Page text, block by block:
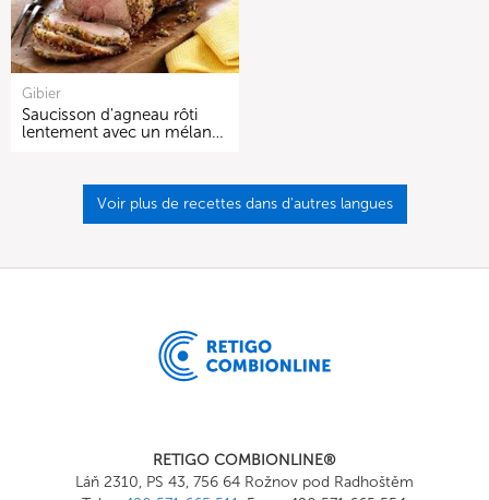
Gibier
Saucisson d'agneau rôti
lentement avec un mélan…
Voir plus de recettes dans d'autres langues
RETIGO COMBIONLINE®
Láň 2310, PS 43, 756 64 Rožnov pod Radhoštěm